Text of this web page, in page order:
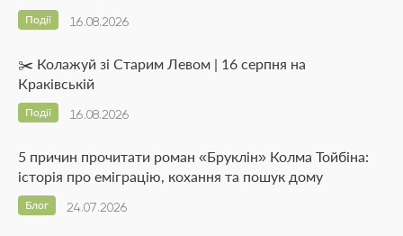
16.08.2026
Події
✂️ Колажуй зі Старим Левом | 16 серпня на
Краківській
16.08.2026
Події
5 причин прочитати роман «Бруклін» Колма Тойбіна:
історія про еміграцію, кохання та пошук дому
24.07.2026
Блог